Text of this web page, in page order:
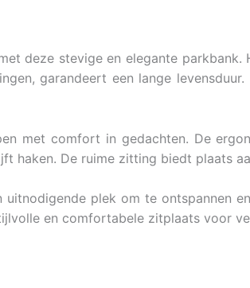
deze stevige en elegante
garandeert een lange
met comfort in gedachten. De
haken. De ruime zitting biedt plaats
plek om te ontspannen
en comfortabele zitplaats voor